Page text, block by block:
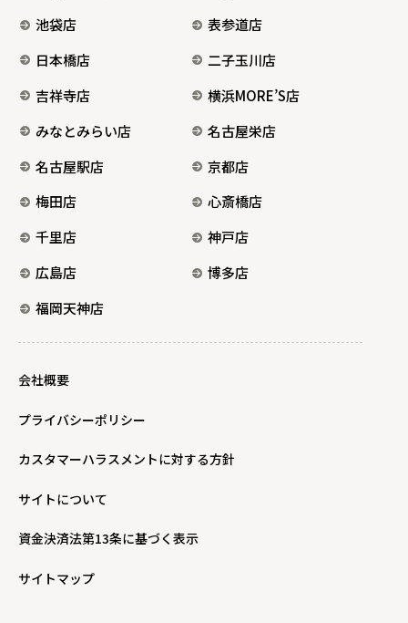
池袋店
表参道店
日本橋店
二子玉川店
吉祥寺店
横浜MORE’S店
みなとみらい店
名古屋栄店
名古屋駅店
京都店
梅田店
心斎橋店
千里店
神戸店
広島店
博多店
福岡天神店
会社概要
プライバシーポリシー
カスタマーハラスメントに対する方針
サイトについて
資金決済法第13条に基づく表示
サイトマップ